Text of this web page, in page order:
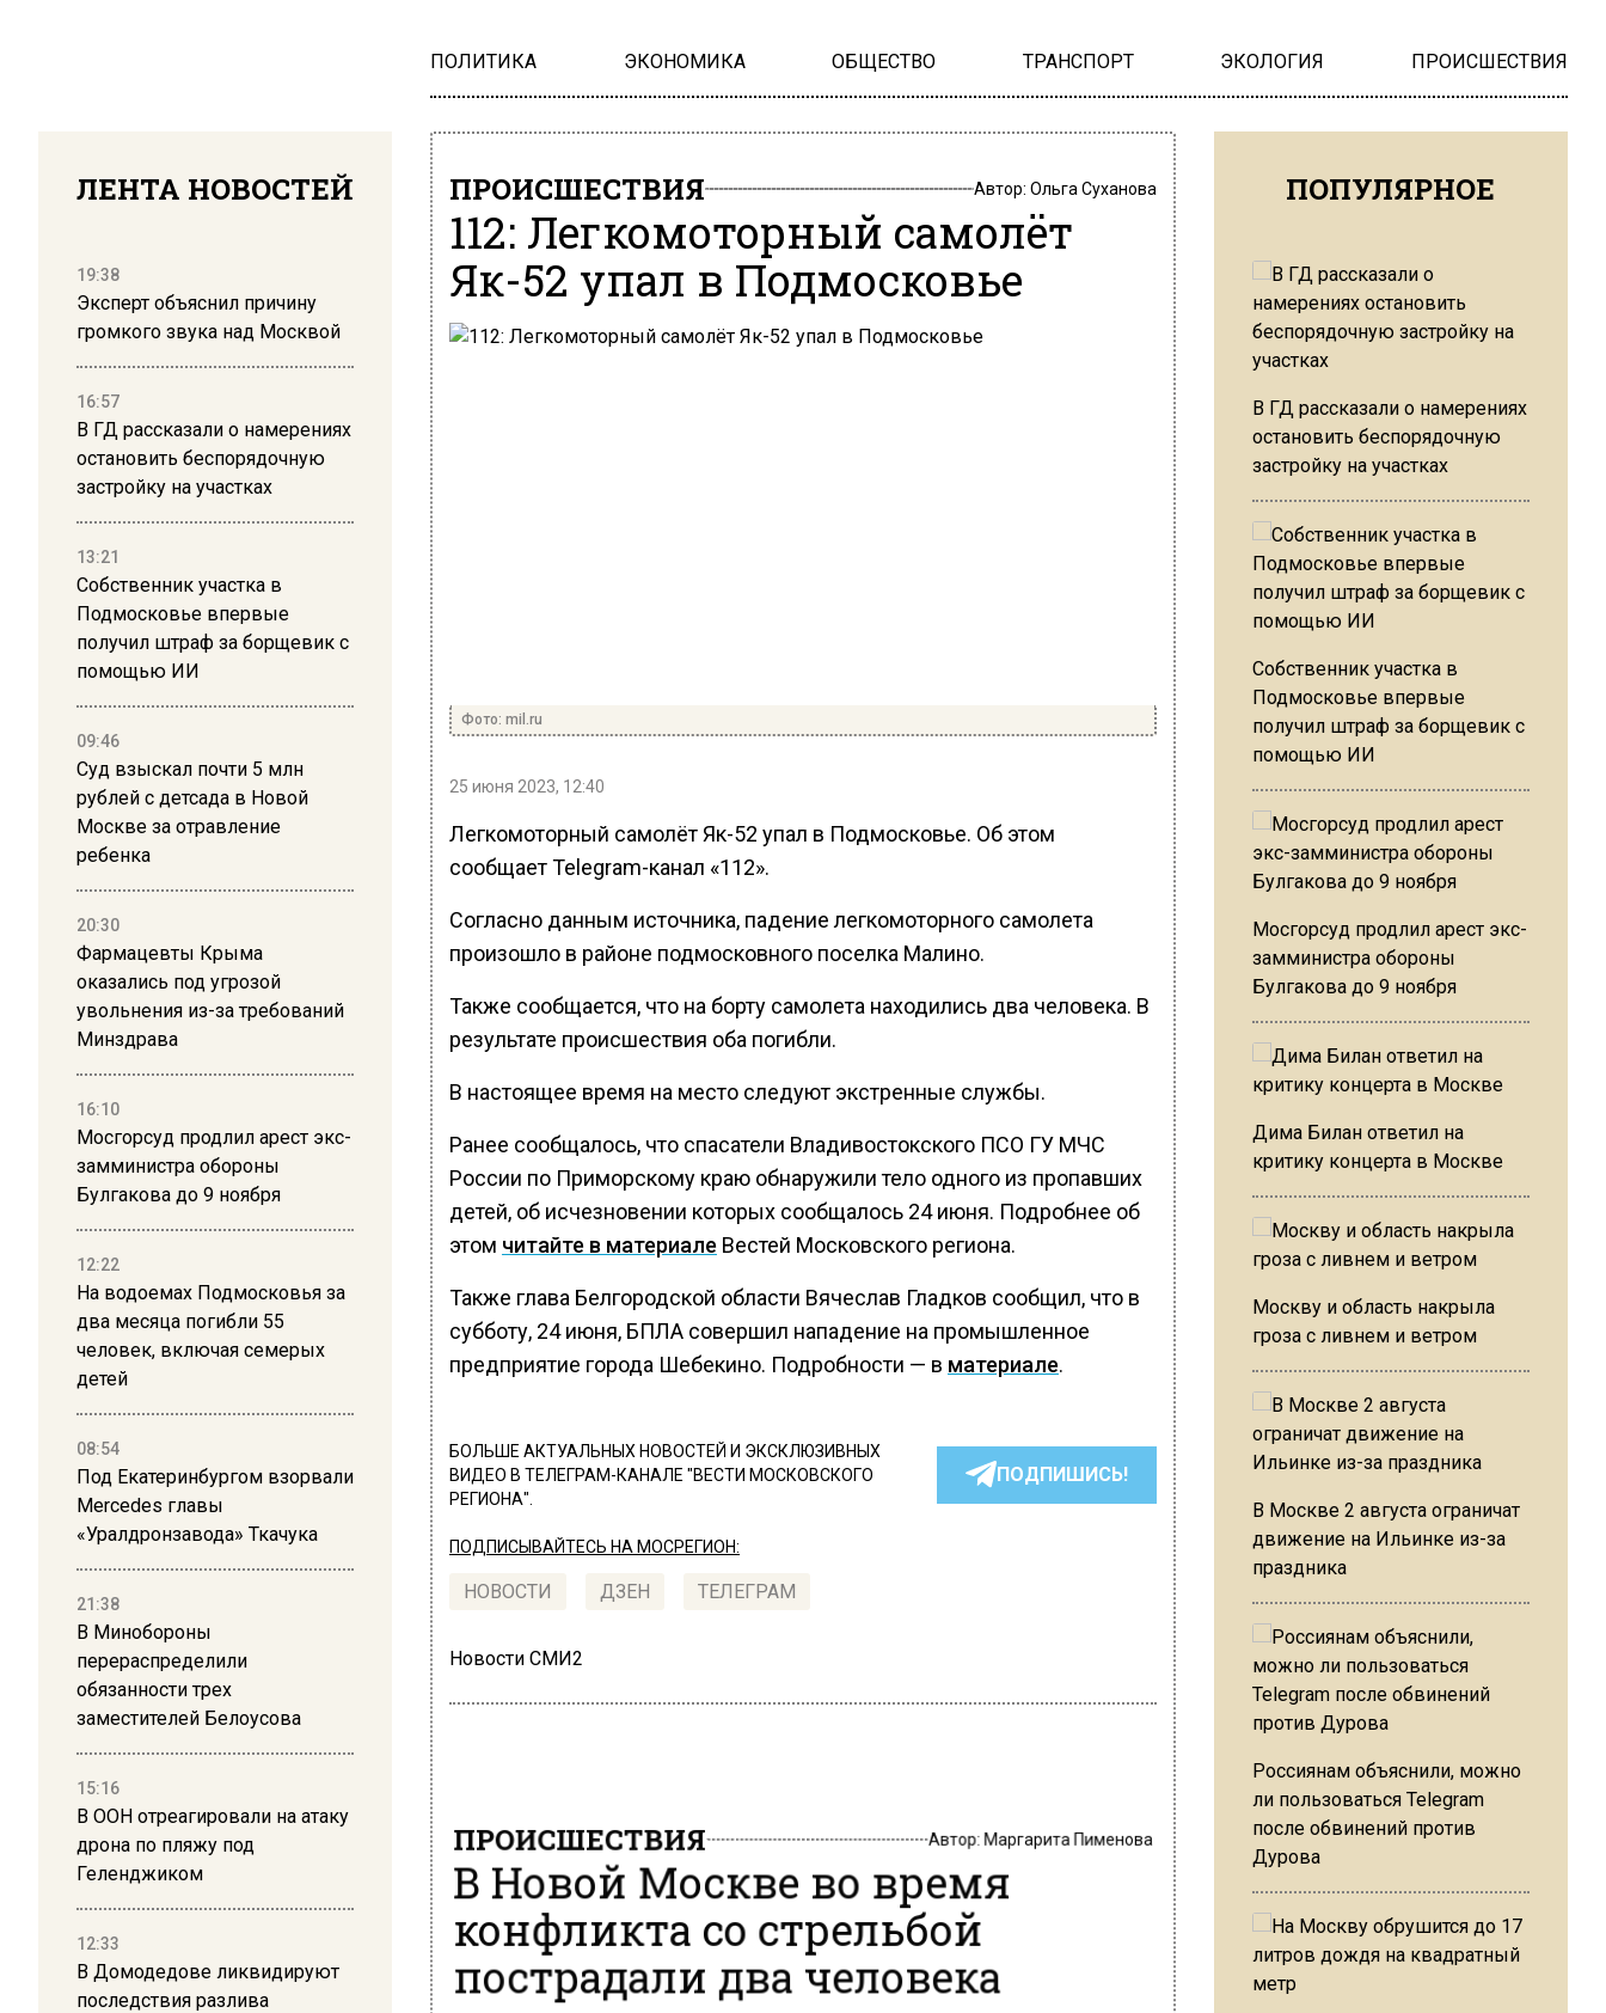
ПОЛИТИКА ЭКОНОМИКА ОБЩЕСТВО ТРАНСПОРТ ЭКОЛОГИЯ ПРОИСШЕСТВИЯ
ЛЕНТА НОВОСТЕЙ
19:38
Эксперт объяснил причину
громкого звука над Москвой
16:57
В ГД рассказали о намерениях
остановить беспорядочную
застройку на участках
13:21
Собственник участка в
Подмосковье впервые
получил штраф за борщевик с
помощью ИИ
09:46
Суд взыскал почти 5 млн
рублей с детсада в Новой
Москве за отравление
ребенка
20:30
Фармацевты Крыма
оказались под угрозой
увольнения из-за требований
Минздрава
16:10
Мосгорсуд продлил арест экс-
замминистра обороны
Булгакова до 9 ноября
12:22
На водоемах Подмосковья за
два месяца погибли 55
человек, включая семерых
детей
08:54
Под Екатеринбургом взорвали
Mercedes главы
«Уралдронзавода» Ткачука
21:38
В Минобороны
перераспределили
обязанности трех
заместителей Белоусова
15:16
В ООН отреагировали на атаку
дрона по пляжу под
Геленджиком
12:33
В Домодедове ликвидируют
последствия разлива
ПРОИСШЕСТВИЯ Автор: Ольга Суханова
112: Легкомоторный самолёт
Як-52 упал в Подмосковье
Фото: mil.ru
25 июня 2023, 12:40
Легкомоторный самолёт Як-52 упал в Подмосковье. Об этом
сообщает Telegram-канал «112».
Согласно данным источника, падение легкомоторного самолета
произошло в районе подмосковного поселка Малино.
Также сообщается, что на борту самолета находились два человека. В
результате происшествия оба погибли.
В настоящее время на место следуют экстренные службы.
Ранее сообщалось, что спасатели Владивостокского ПСО ГУ МЧС
России по Приморскому краю обнаружили тело одного из пропавших
детей, об исчезновении которых сообщалось 24 июня. Подробнее об
этом читайте в материале Вестей Московского региона.
Также глава Белгородской области Вячеслав Гладков сообщил, что в
субботу, 24 июня, БПЛА совершил нападение на промышленное
предприятие города Шебекино. Подробности — в материале.
БОЛЬШЕ АКТУАЛЬНЫХ НОВОСТЕЙ И ЭКСКЛЮЗИВНЫХ
ВИДЕО В ТЕЛЕГРАМ-КАНАЛЕ "ВЕСТИ МОСКОВСКОГО
РЕГИОНА".
ПОДПИШИСЬ!
ПОДПИСЫВАЙТЕСЬ НА МОСРЕГИОН:
НОВОСТИ ДЗЕН ТЕЛЕГРАМ
Новости СМИ2
ПРОИСШЕСТВИЯ Автор:Маргарита Пименова
В Новой Москве во время
конфликта со стрельбой
пострадали два человека
ПОПУЛЯРНОЕ
В ГД рассказали о намерениях
остановить беспорядочную
застройку на участках
Собственник участка в
Подмосковье впервые
получил штраф за борщевик с
помощью ИИ
Мосгорсуд продлил арест экс-
замминистра обороны
Булгакова до 9 ноября
Дима Билан ответил на
критику концерта в Москве
Москву и область накрыла
гроза с ливнем и ветром
В Москве 2 августа ограничат
движение на Ильинке из-за
праздника
Россиянам объяснили, можно
ли пользоваться Telegram
после обвинений против
Дурова